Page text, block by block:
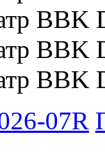
BBK
BBK
BBK
07R